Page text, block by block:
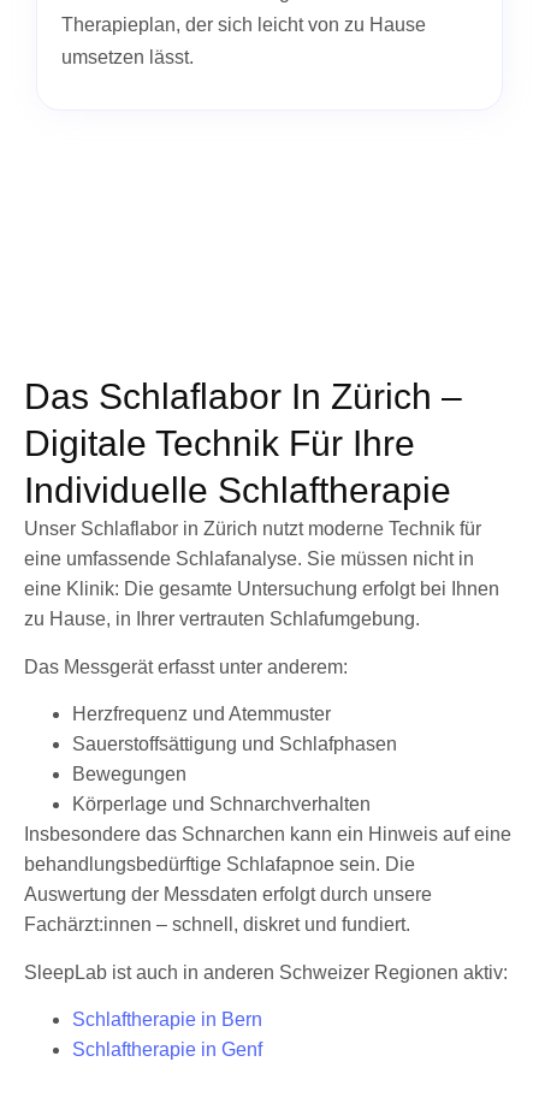
Therapieplan, der sich leicht von zu Hause
umsetzen lässt.
Das Schlaflabor In Zürich –
Digitale Technik Für Ihre
Individuelle Schlaftherapie
Unser Schlaflabor in Zürich nutzt moderne Technik für
eine umfassende Schlafanalyse. Sie müssen nicht in
eine Klinik: Die gesamte Untersuchung erfolgt bei Ihnen
zu Hause, in Ihrer vertrauten Schlafumgebung.
Das Messgerät erfasst unter anderem:
Herzfrequenz und Atemmuster
Sauerstoffsättigung und Schlafphasen
Bewegungen
Körperlage und Schnarchverhalten
Insbesondere das Schnarchen kann ein Hinweis auf eine
behandlungsbedürftige Schlafapnoe sein. Die
Auswertung der Messdaten erfolgt durch unsere
Fachärzt:innen – schnell, diskret und fundiert.
SleepLab ist auch in anderen Schweizer Regionen aktiv:
Schlaftherapie in Bern
Schlaftherapie in Genf